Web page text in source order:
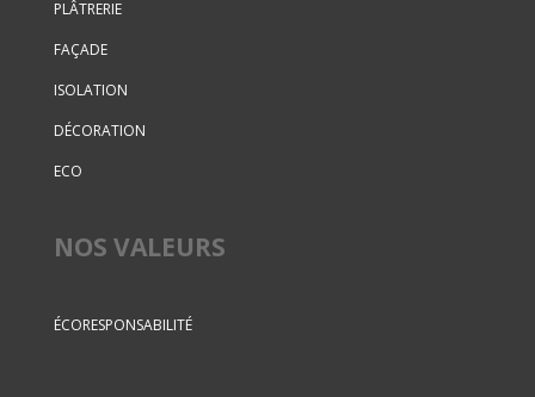
PLÂTRERIE
FAÇADE
ISOLATION
DÉCORATION
ECO
NOS VALEURS
ÉCORESPONSABILITÉ